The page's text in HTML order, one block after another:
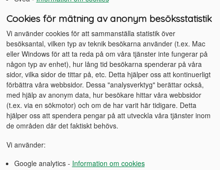
Cookies för mätning av anonym besöksstatistik
Vi använder cookies för att sammanställa statistik över
besöksantal, vilken typ av teknik besökarna använder (t.ex. Mac
eller Windows för att ta reda på om våra tjänster inte fungerar på
någon typ av enhet), hur lång tid besökarna spenderar på våra
sidor, vilka sidor de tittar på, etc. Detta hjälper oss att kontinuerligt
förbättra våra webbsidor. Dessa "analysverktyg" berättar också,
med hjälp av anonym data, hur besökare hittar våra webbsidor
(t.ex. via en sökmotor) och om de har varit här tidigare. Detta
hjälper oss att spendera pengar på att utveckla våra tjänster inom
de områden där det faktiskt behövs.
Vi använder:
Google analytics - Information om cookies